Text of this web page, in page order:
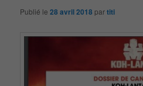
Publié le28 avril 2018 partiti